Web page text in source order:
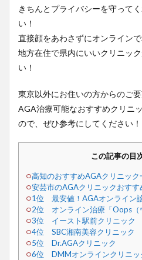
きちんとプライバシーを守って
い！
直接顔をあわさずにオンラインで
地方在住で県内にいいクリニッ
い！
東京以外にお住いの方からのご
AGA治療可能なおすすめクリニ
ので、ぜひ参考にしてください！
この記事の目
高知のおすすめAGAクリニック
安芸市のAGAクリニックおすす
1位 最安値！AGAオンライン
2位 オンライン治療「Oops（
3位 イースト駅前クリニック
4位 SBC湘南美容クリニック
5位 Dr.AGAクリニック
6位 DMMオンラインクリニッ